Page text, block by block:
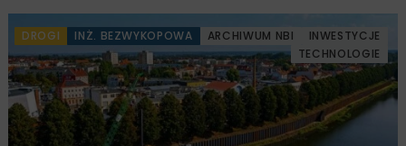
DROGI INŻ. BEZWYKOPOWA ARCHIWUM NBI
INWESTYCJE
TECHNOLOGIE